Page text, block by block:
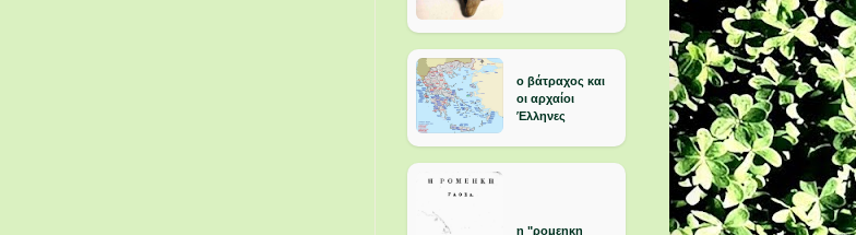
ο βάτραχος και
οι αρχαίοι
Έλληνες
η "ρομεηκη